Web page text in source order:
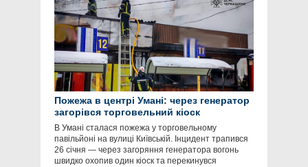
Пожежа в центрі Умані: через генератор
загорівся торговельний кіоск
В Умані сталася пожежа у торговельному
павільйоні на вулиці Київській. Інцидент трапився
26 січня — через загоряння генератора вогонь
швидко охопив один кіоск та перекинувся